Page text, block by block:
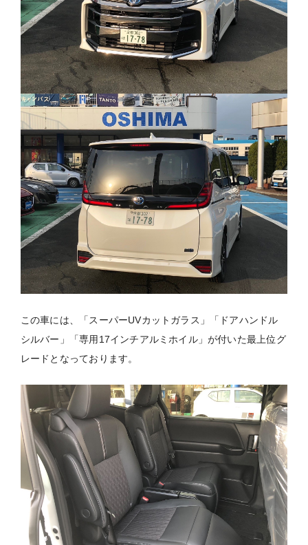
この車には、「スーパーUVカットガラス」「ドアハンドル
シルバー」「専用17インチアルミホイル」が付いた最上位グ
レードとなっております。